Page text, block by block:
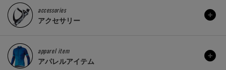
accessories
アクセサリー
apparel item
アパレルアイテム